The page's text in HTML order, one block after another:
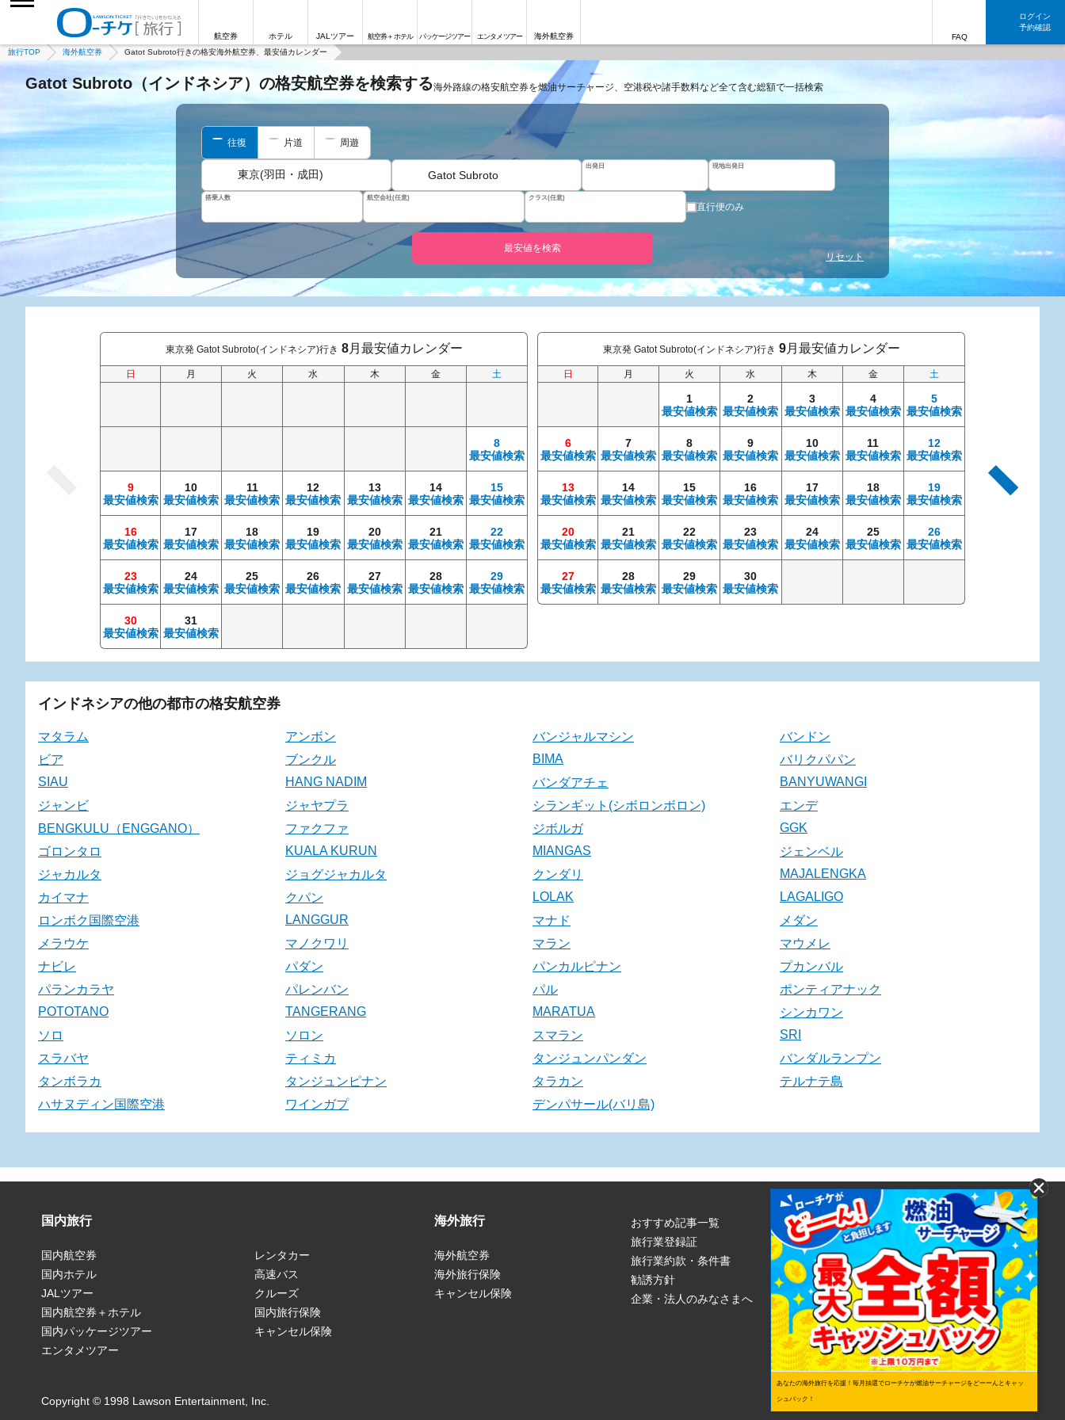
航空券 ホテル JALツアー 航空券＋ホテル パッケージツアー エンタメツアー 海外航空券 FAQ
ログイン
予約確認
旅行TOP 海外航空券 Gatot Subroto行きの格安海外航空券、最安値カレンダー
Gatot Subroto（インドネシア）の格安航空券を検索する海外路線の格安航空券を燃油サーチャージ、空港税や諸手数料など全て含む総額で一括検索
往復 片道 周遊
東京(羽田・成田) Gatot Subroto
出発日 現地出発日
搭乗人数 航空会社(任意) クラス(任意)
直行便のみ
最安値を検索
リセット
東京発 Gatot Subroto(インドネシア)行き 8月最安値カレンダー
日 月 火 水 木 金 土
8
最安値検索
9
最安値検索
10
最安値検索
11
最安値検索
12
最安値検索
13
最安値検索
14
最安値検索
15
最安値検索
16
最安値検索
17
最安値検索
18
最安値検索
19
最安値検索
20
最安値検索
21
最安値検索
22
最安値検索
23
最安値検索
24
最安値検索
25
最安値検索
26
最安値検索
27
最安値検索
28
最安値検索
29
最安値検索
30
最安値検索
31
最安値検索
東京発 Gatot Subroto(インドネシア)行き 9月最安値カレンダー
日 月 火 水 木 金 土
1
最安値検索
2
最安値検索
3
最安値検索
4
最安値検索
5
最安値検索
6
最安値検索
7
最安値検索
8
最安値検索
9
最安値検索
10
最安値検索
11
最安値検索
12
最安値検索
13
最安値検索
14
最安値検索
15
最安値検索
16
最安値検索
17
最安値検索
18
最安値検索
19
最安値検索
20
最安値検索
21
最安値検索
22
最安値検索
23
最安値検索
24
最安値検索
25
最安値検索
26
最安値検索
27
最安値検索
28
最安値検索
29
最安値検索
30
最安値検索
11
最安値検索
インドネシアの他の都市の格安航空券
マタラム アンボン バンジャルマシン
バンドン
ビア
ブンクル BIMA
バリクパパン
SIAU
HANG NADIM バンダアチェ
BANYUWANGI
ジャンビ
ジャヤプラ シランギット(シボロンボロン)
エンデ
BENGKULU（ENGGANO）
ファクファ ジボルガ
GGK
ゴロンタロ
KUALA KURUN MIANGAS
ジェンベル
ジャカルタ
ジョグジャカルタ クンダリ
MAJALENGKA
カイマナ
クパン LOLAK
LAGALIGO
ロンボク国際空港
LANGGUR マナド
メダン
メラウケ
マノクワリ マラン
マウメレ
ナビレ
パダン パンカルピナン
プカンバル
パランカラヤ
パレンバン パル
ポンティアナック
POTOTANO
TANGERANG MARATUA
シンカワン
ソロ
ソロン スマラン
SRI
スラバヤ
ティミカ タンジュンパンダン
バンダルランプン
タンボラカ
タンジュンピナン タラカン
テルナテ島
ハサヌディン国際空港
ワインガプ デンパサール(バリ島)
国内旅行
国内航空券
国内ホテル
JALツアー
国内航空券＋ホテル
国内パッケージツアー
エンタメツアー
レンタカー
高速バス
クルーズ
国内旅行保険
キャンセル保険
海外旅行
海外航空券
海外旅行保険
キャンセル保険
おすすめ記事一覧
旅行業登録証
旅行業約款・条件書
勧誘方針
企業・法人のみなさまへ
株式会社ローソンエンタテインメント
利用規約
ローソンWEB会員規約
個人情報の取り扱いについて
個人情報保護方針
Copyright © 1998 Lawson Entertainment, Inc.
あなたの海外旅行を応援！毎月抽選でローチケが燃油サーチャージをどーーんとキャッ
シュバック！